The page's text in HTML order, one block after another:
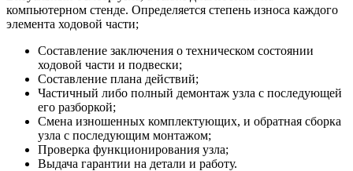
компьютерном стенде. Определяется степень износа каждого
элемента ходовой части;
Составление заключения о техническом состоянии
ходовой части и подвески;
Составление плана действий;
Частичный либо полный демонтаж узла с последующей
его разборкой;
Смена изношенных комплектующих, и обратная сборка
узла с последующим монтажом;
Проверка функционирования узла;
Выдача гарантии на детали и работу.